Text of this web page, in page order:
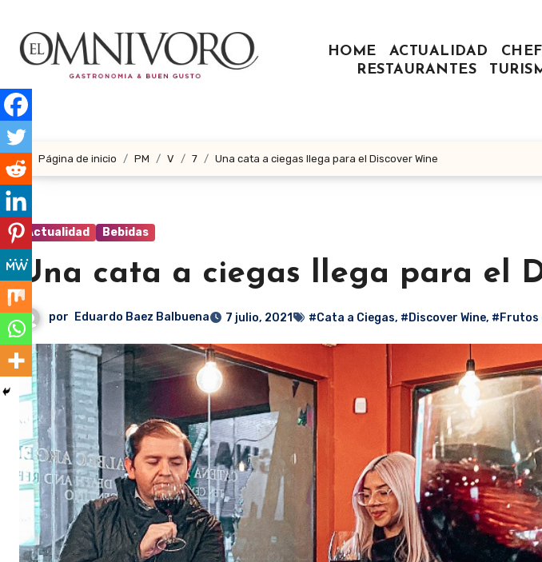
contenido
HOME ACTUALIDAD
RESTAURANTES
Página de inicio PM V 7 Una cata a ciegas llega para el Discover Wine
Actualidad Bebidas
Una cata a ciegas llega para el
por Eduardo Baez Balbuena 7 julio, 2021 #Cata a Ciegas, #Discover Wine, #Frutos